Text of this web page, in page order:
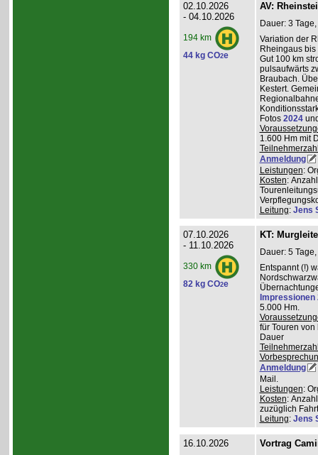
02.10.2026
- 04.10.2026
194 km
44 kg CO2e
AV:
Dauer: 3
Variation der
Rheingaus
Gut 100 km
pulsaufwärts
Braubach.
Kestert.
Fotos 2024
1.600 Hm mit
Anmeldung
Leistungen:
Kosten:
Leitung: Jens
07.10.2026
- 11.10.2026
330 km
82 kg CO2e
KT:
Dauer: 5
Entspannt (!)
Impressionen
5.000 Hm.
für Touren
Dauer
Anmeldung
Mail.
Leistungen:
Kosten:
zuzüglich
Leitung: Jens
16.10.2026 Vortrag